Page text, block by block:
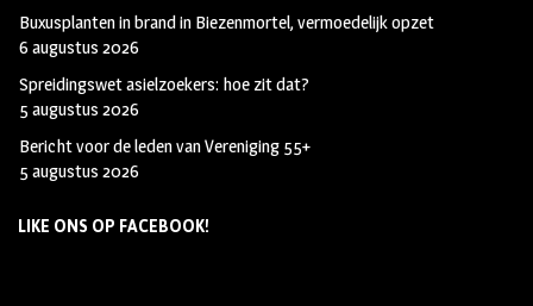
Buxusplanten in brand in Biezenmortel, vermoedelijk opzet
6 augustus 2026
Spreidingswet asielzoekers: hoe zit dat?
5 augustus 2026
Bericht voor de leden van Vereniging 55+
5 augustus 2026
LIKE ONS OP FACEBOOK!